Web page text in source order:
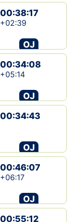
00:38:17
+02:39
OJ
00:34:08
+05:14
OJ
00:34:43
OJ
00:46:07
+06:17
OJ
00:55:12